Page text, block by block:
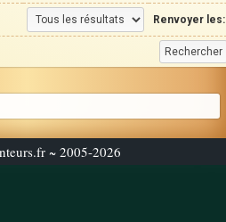
Renvoyer les:
~ 2005-2026